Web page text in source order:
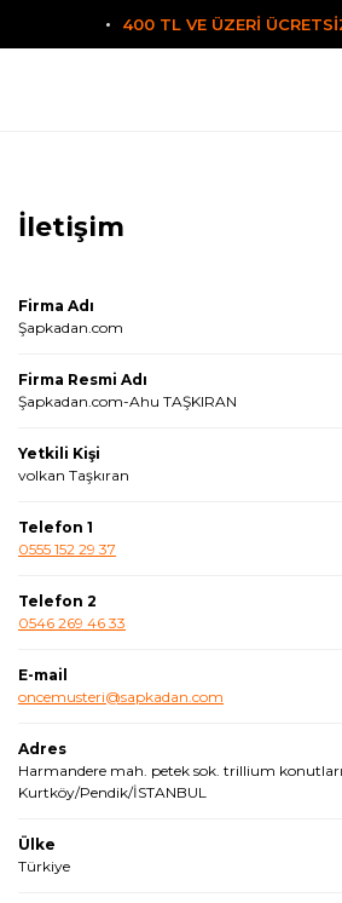
400 TL VE ÜZERİ
İletişim
Firma Adı
Şapkadan.com
Firma Resmi Adı
Şapkadan.com-Ahu TAŞKIRAN
Yetkili Kişi
volkan Taşkıran
Telefon 1
0555 152 29 37
Telefon 2
0546 269 46 33
E-mail
oncemusteri@sapkadan.com
Adres
Harmandere mah. petek sok. trillium
Kurtköy/Pendik/İSTANBUL
Ülke
Türkiye